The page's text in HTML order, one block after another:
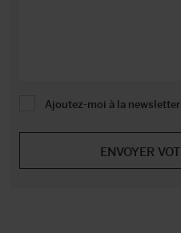
Ajoutez-moi à la newsletter